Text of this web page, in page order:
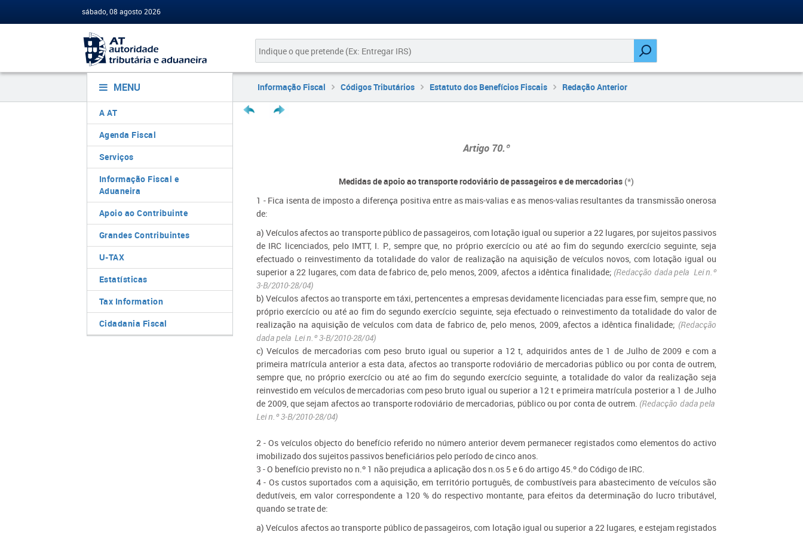
sábado, 08 agosto 2026
MENU
A AT
Agenda Fiscal
Serviços
Informação Fiscal e
Aduaneira
Apoio ao Contribuinte
Grandes Contribuintes
U-TAX
Estatísticas
Tax Information
Cidadania Fiscal
Informação Fiscal Códigos Tributários Estatuto dos Benefícios Fiscais Redação Anterior
Artigo 70.º
Medidas de apoio ao transporte rodoviário de passageiros e de mercadorias (*)
1 - Fica isenta de imposto a diferença positiva entre as mais-valias e as menos-valias resultantes da transmissão onerosa
de:
a) Veículos afectos ao transporte público de passageiros, com lotação igual ou superior a 22 lugares, por sujeitos passivos
de IRC licenciados, pelo IMTT, I. P., sempre que, no próprio exercício ou até ao fim do segundo exercício seguinte, seja
efectuado o reinvestimento da totalidade do valor de realização na aquisição de veículos novos, com lotação igual ou
superior a 22 lugares, com data de fabrico de, pelo menos, 2009, afectos a idêntica finalidade; (Redacção dada pela Lei n.º
3-B/2010-28/04)
b) Veículos afectos ao transporte em táxi, pertencentes a empresas devidamente licenciadas para esse fim, sempre que, no
próprio exercício ou até ao fim do segundo exercício seguinte, seja efectuado o reinvestimento da totalidade do valor de
realização na aquisição de veículos com data de fabrico de, pelo menos, 2009, afectos a idêntica finalidade; (Redacção
dada pela Lei n.º 3-B/2010-28/04)
c) Veículos de mercadorias com peso bruto igual ou superior a 12 t, adquiridos antes de 1 de Julho de 2009 e com a
primeira matrícula anterior a esta data, afectos ao transporte rodoviário de mercadorias público ou por conta de outrem,
sempre que, no próprio exercício ou até ao fim do segundo exercício seguinte, a totalidade do valor da realização seja
reinvestido em veículos de mercadorias com peso bruto igual ou superior a 12 t e primeira matrícula posterior a 1 de Julho
de 2009, que sejam afectos ao transporte rodoviário de mercadorias, público ou por conta de outrem. (Redacção dada pela
Lei n.º 3-B/2010-28/04)
2 - Os veículos objecto do benefício referido no número anterior devem permanecer registados como elementos do activo
imobilizado dos sujeitos passivos beneficiários pelo período de cinco anos.
3 - O benefício previsto no n.º 1 não prejudica a aplicação dos n.os 5 e 6 do artigo 45.º do Código de IRC.
4 - Os custos suportados com a aquisição, em território português, de combustíveis para abastecimento de veículos são
dedutíveis, em valor correspondente a 120 % do respectivo montante, para efeitos da determinação do lucro tributável,
quando se trate de:
a) Veículos afectos ao transporte público de passageiros, com lotação igual ou superior a 22 lugares, e estejam registados